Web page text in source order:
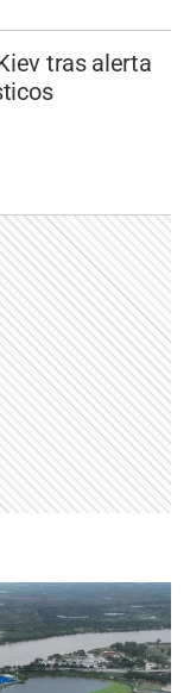
tras alerta